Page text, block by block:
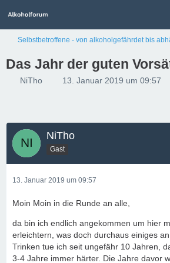
Selbstbetroffene - von alkoholgefährdet bis
Das Jahr der guten
NiTho 13. Januar 2019 um 09:57
NiTho
Gast
13. Januar 2019 um 09:57
Moin Moin in die Runde an alle,
da bin ich endlich angekommen um hier
erleichtern, was doch durchaus einiges
Trinken tue ich seit ungefähr 10 Jahren,
3-4 Jahre immer härter. Die Jahre davor